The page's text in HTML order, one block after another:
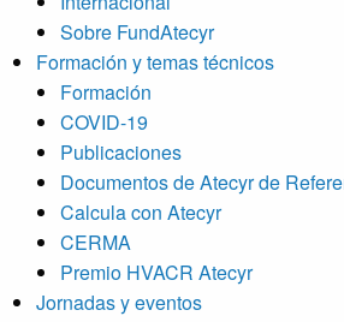
Sobre FundAtecyr
Formación y temas técnicos
Formación
COVID-19
Publicaciones
Documentos de Atecyr de
Calcula con Atecyr
CERMA
Premio HVACR Atecyr
Jornadas y eventos